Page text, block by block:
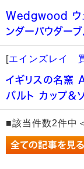
Wedgwood ウェ
ンダーパウダー
[エインズレイ
イギリスの名窯
バルト カップ＆
■該当件数2件中